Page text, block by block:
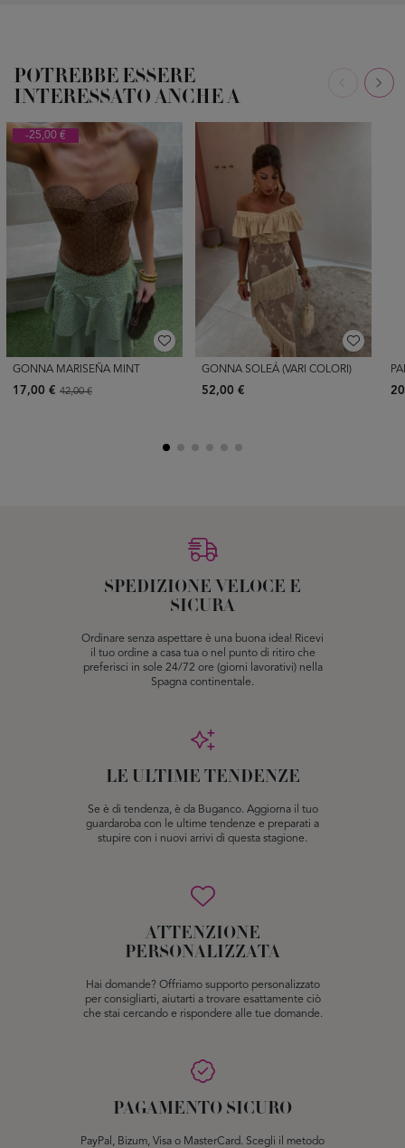
POTREBBE ESSERE
INTERESSATO ANCHE A
-25,00 €
GONNA MARISEÑA MINT
17,00 € 42,00 €
GONNA SOLEÁ (VARI COLORI)
52,00 €
SPEDIZIONE VELOCE E
SICURA
Ordinare senza aspettare è una buona idea! Ricevi
il tuo ordine a casa tua o nel punto di ritiro che
preferisci in sole 24/72 ore (giorni lavorativi) nella
Spagna continentale.
LE ULTIME TENDENZE
Se è di tendenza, è da Buganco. Aggiorna il tuo
guardaroba con le ultime tendenze e preparati a
stupire con i nuovi arrivi di questa stagione.
ATTENZIONE
PERSONALIZZATA
Hai domande? Offriamo supporto personalizzato
per consigliarti, aiutarti a trovare esattamente ciò
che stai cercando e rispondere alle tue domande.
PAGAMENTO SICURO
PayPal, Bizum, Visa o MasterCard. Scegli il metodo